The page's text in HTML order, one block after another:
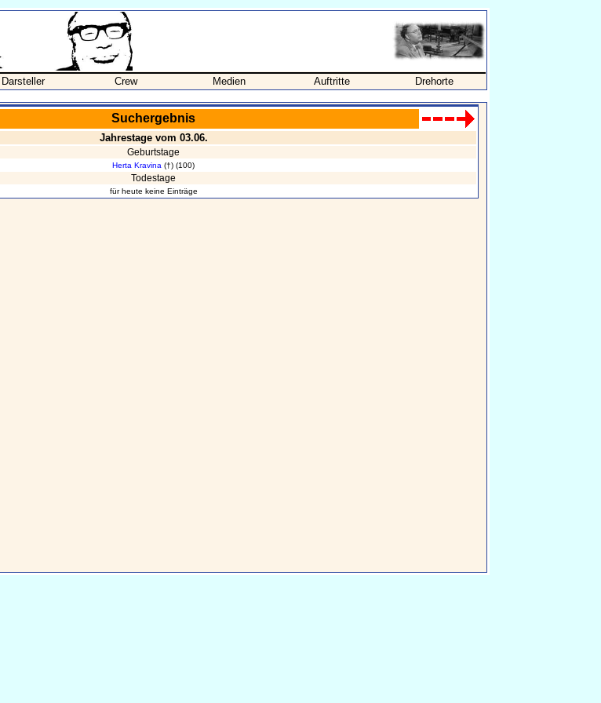
Darsteller Crew Medien Auftritte Drehorte
Suchergebnis
Jahrestage vom 03.06.
Geburtstage
Herta Kravina (†) (100)
Todestage
für heute keine Einträge